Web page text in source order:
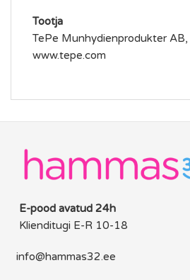
Tootja
TePe Munhydienprodukter AB,
www.tepe.com
E-pood avatud 24h
Klienditugi E-R 10-18
info@hammas32.ee